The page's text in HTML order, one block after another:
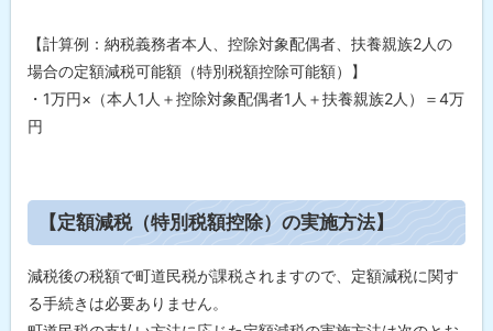
【
定
額
減
控
除
）
の
実
【計算例：納税義務者本人、控除対象配偶者、扶養親族2人の
場合の定額減税可能額（特別税額控除可能額）】
・1万円×（本人1人＋控除対象配偶者1人＋扶養親族2人）＝4万
円
ッ
プ
に
戻
【定額減税（特別税額控除）の実施方法】
減税後の税額で町道民税が課税されますので、定額減税に関す
る手続きは必要ありません。